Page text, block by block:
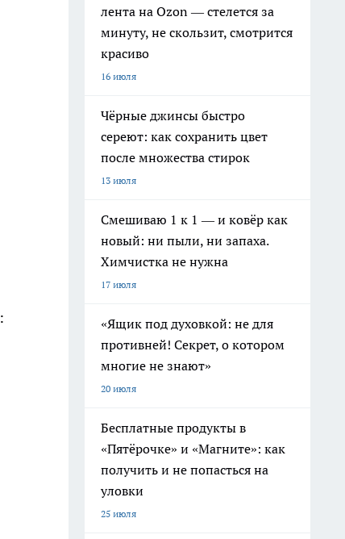
:
лента на Ozon — стелется за
минуту, не скользит, смотрится
красиво
16 июля
Чёрные джинсы быстро
сереют: как сохранить цвет
после множества стирок
13 июля
Смешиваю 1 к 1 — и ковёр как
новый: ни пыли, ни запаха.
Химчистка не нужна
17 июля
«Ящик под духовкой: не для
противней! Секрет, о котором
многие не знают»
20 июля
Бесплатные продукты в
«Пятёрочке» и «Магните»: как
получить и не попасться на
уловки
25 июля